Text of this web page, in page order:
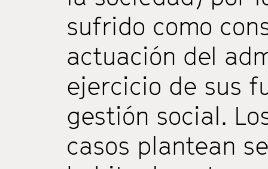
sufrido como
actuación del
ejercicio de sus
gestión social.
casos plantean